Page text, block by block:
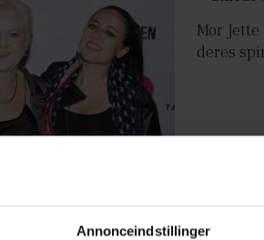
Annonceindstillinger
Mor
deres